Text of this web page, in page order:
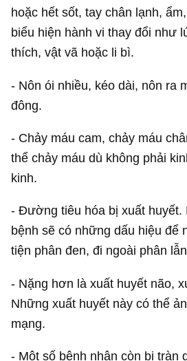
hoặc hết sốt, tay chân lạnh,
biểu hiện hành vi thay đổi như
thích, vật vã hoặc li bì.
- Nôn ói nhiều, kéo dài, nôn ra
đông.
- Chảy máu cam, chảy máu
thể chảy máu dù không phải
kinh.
- Đường tiêu hóa bị xuất huyết.
bệnh sẽ có những dấu hiệu để
tiện phân đen, đi ngoài phân
- Nặng hơn là xuất huyết não,
Những xuất huyết này có thể
mạng.
- Một số bệnh nhân còn bị tràn